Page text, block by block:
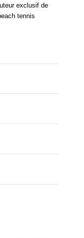
exclusif de
tennis